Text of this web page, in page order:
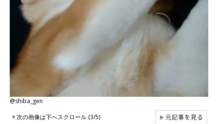
@shiba_gen
▼次の画像は下へスクロール (3/5) ▶元記事を見る